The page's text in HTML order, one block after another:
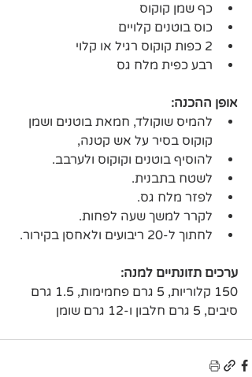
כף שמן קוקוס
כוס בוטנים קלויים
2 כפות קוקוס רגיל או קלוי
רבע כפית מלח גס
אופן ההכנה:
להמיס שוקולד, חמאת בוטנים ושמן
קוקוס בסיר על אש קטנה,
להוסיף בוטנים וקוקוס ולערבב.
לשטח בתבנית.
לפזר מלח גס.
לקרר למשך שעה לפחות.
לחתוך ל-20 ריבועים ולאחסן בקירור.
ערכים תזונתיים למנה:
150 קלוריות, 5 גרם פחמימות, 1.5 גרם
סיבים, 5 גרם חלבון ו-12 גרם שומן